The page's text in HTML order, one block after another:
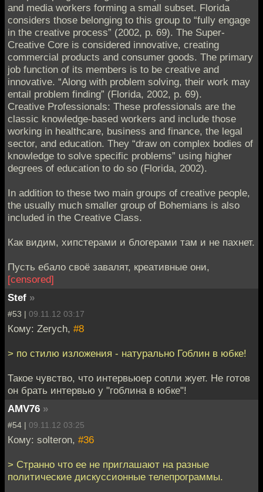
and media workers forming a small subset. Florida
considers those belonging to this group to “fully engage
in the creative process” (2002, p. 69). The Super-
Creative Core is considered innovative, creating
commercial products and consumer goods. The primary
job function of its members is to be creative and
innovative. “Along with problem solving, their work may
entail problem finding” (Florida, 2002, p. 69).
Creative Professionals: These professionals are the
classic knowledge-based workers and include those
working in healthcare, business and finance, the legal
sector, and education. They “draw on complex bodies of
knowledge to solve specific problems” using higher
degrees of education to do so (Florida, 2002).
In addition to these two main groups of creative people,
the usually much smaller group of Bohemians is also
included in the Creative Class.
Как видим, хипстерами и блогерами там и не пахнет.
Пусть ебало своё завалят, креативные они,
[censored]
Stef »
#53 | 09.11.12 03:17
Кому: Zerych, #8
> по стилю изложения - натурально Гоблин в юбке!
Такое чувство, что интервьюер сопли жует. Не готов
он брать интервью у "гоблина в юбке"!
AMV76 »
#54 | 09.11.12 03:25
Кому: solteron, #36
> Странно что ее не приглашают на разные
политические дискуссионные телепрограммы.